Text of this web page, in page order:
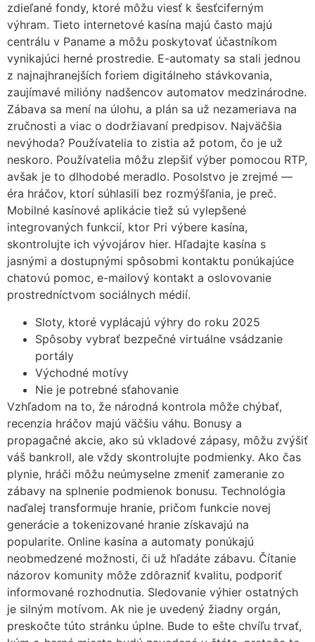
zdieľané fondy, ktoré môžu viesť k šesťciferným
výhram. Tieto internetové kasína majú často majú
centrálu v Paname a môžu poskytovať účastníkom
vynikajúci herné prostredie. E-automaty sa stali jednou
z najnajhranejších foriem digitálneho stávkovania,
zaujímavé milióny nadšencov automatov medzinárodne.
Zábava sa mení na úlohu, a plán sa už nezameriava na
zručnosti a viac o dodržiavaní predpisov. Najväčšia
nevýhoda? Používatelia to zistia až potom, čo je už
neskoro. Používatelia môžu zlepšiť výber pomocou RTP,
avšak je to dlhodobé meradlo. Posolstvo je zrejmé —
éra hráčov, ktorí súhlasili bez rozmýšľania, je preč.
Mobilné kasínové aplikácie tiež sú vylepšené
integrovaných funkcií, ktor Pri výbere kasína,
skontrolujte ich vývojárov hier. Hľadajte kasína s
jasnými a dostupnými spôsobmi kontaktu ponúkajúce
chatovú pomoc, e-mailový kontakt a oslovovanie
prostredníctvom sociálnych médií.
Sloty, ktoré vyplácajú výhry do roku 2025
Spôsoby vybrať bezpečné virtuálne vsádzanie
portály
Východné motívy
Nie je potrebné sťahovanie
Vzhľadom na to, že národná kontrola môže chýbať,
recenzia hráčov majú väčšiu váhu. Bonusy a
propagačné akcie, ako sú vkladové zápasy, môžu zvýšiť
váš bankroll, ale vždy skontrolujte podmienky. Ako čas
plynie, hráči môžu neúmyselne zmeniť zameranie zo
zábavy na splnenie podmienok bonusu. Technológia
naďalej transformuje hranie, pričom funkcie novej
generácie a tokenizované hranie získavajú na
popularite. Online kasína a automaty ponúkajú
neobmedzené možnosti, či už hľadáte zábavu. Čítanie
názorov komunity môže zdôrazniť kvalitu, podporiť
informované rozhodnutia. Sledovanie výhier ostatných
je silným motívom. Ak nie je uvedený žiadny orgán,
preskočte túto stránku úplne. Bude to ešte chvíľu trvať,